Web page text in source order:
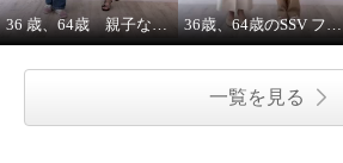
36 歳、64歳 親子な年齢差コーデ 36歳、64歳のSSV フレンチスリーブシャツはジレにもなります。
一覧を見る